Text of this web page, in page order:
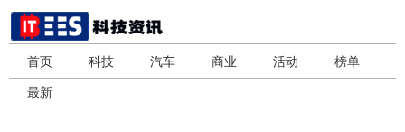
首页 科技 汽车 商业 活动 榜单
最新